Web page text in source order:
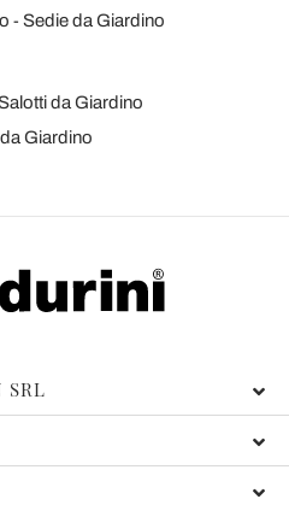
Sedie da Giardino
da Giardino
Giardino
SRL